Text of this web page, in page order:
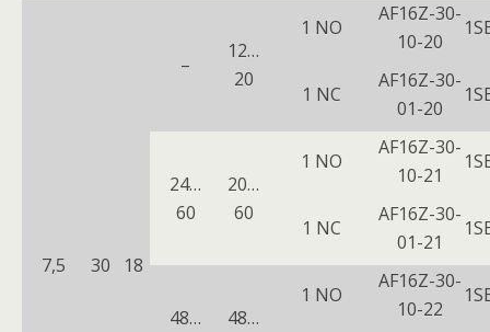
7,5 30 18
–
12…
20
1 NO
AF16Z-30-
10-20
1 NC
AF16Z-30-
01-20
24…
60
20…
60
1 NO
AF16Z-30-
10-21
1 NC
AF16Z-30-
01-21
48…
48…
1 NO
AF16Z-30-
10-22